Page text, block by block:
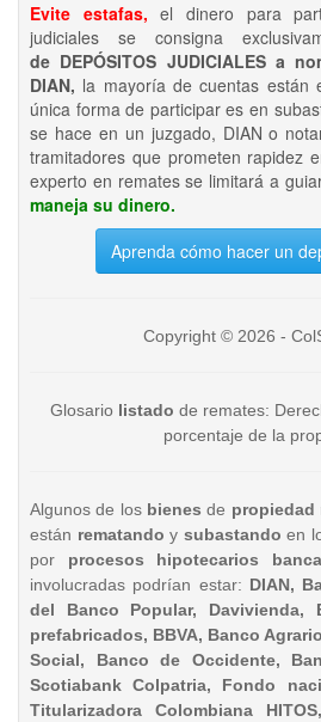
Evite estafas, el dinero para
judiciales se consigna
de DEPÓSITOS JUDICIALES a
DIAN, la mayoría de cuentas están
única forma de participar es en
se hace en un juzgado, DIAN o
tramitadores que prometen rapidez
experto en remates se limitará a
maneja su dinero.
Aprenda cómo hacer un
Copyright © 2026 -
Glosario listado de remates:
porcentaje de la
Algunos de los bienesde propiedad
están rematando y subastando en
por procesos hipotecarios
involucradas podrían estar: DIAN,
del Banco Popular, Davivienda,
prefabricados, BBVA, Banco
Social, Banco de Occidente,
Scotiabank Colpatria, Fondo
Titularizadora Colombiana